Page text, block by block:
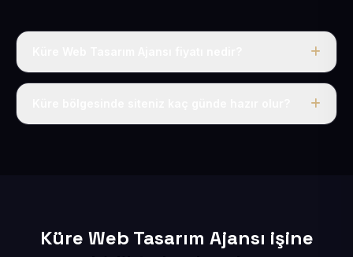
Tek fiyat uygulanır: yıllık 50 USD + KDV. Bu bedele alan
Küre Web Tasarım Ajansı işine